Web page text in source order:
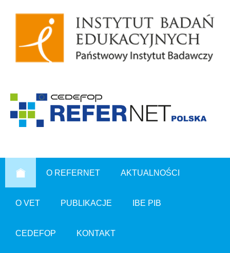
O REFERNET AKTUALNOŚCI
O VET PUBLIKACJE IBE PIB
CEDEFOP KONTAKT